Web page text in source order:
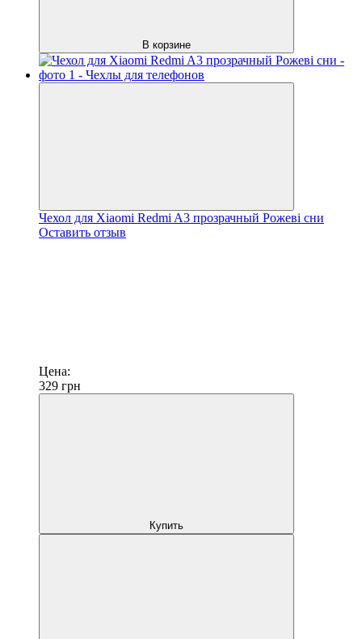
В корзине
Чехол для Xiaomi Redmi A3 прозрачный Рожеві сни
Оставить отзыв
Цена:
329 грн
Купить